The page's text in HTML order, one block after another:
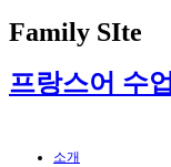
Family SIte
프랑스어 수업
소개